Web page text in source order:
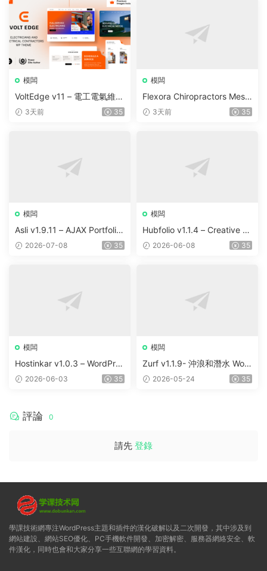
模闆
VoltEdge v11 – 電工電氣維修
WordPress 主題
3天前 35
模闆
Flexora Chiropractors Mess
age and Physical Therapist
3天前 35
模闆
Asli v1.9.11 – AJAX Portfolio
Elementor WordPress Them
2026-07-08 35
模闆
Hubfolio v1.1.4 – Creative P
ortfolio & Digital Agency Wo
2026-06-08 35
模闆
Hostinkar v1.0.3 – WordPres
s & WHMCS 主題
2026-06-03 35
模闆
Zurf v1.1.9- 沖浪和潛水 Wor
dPress主題
2026-05-24 35
評論 0
請先 登錄
學課技術網專注WordPress主題和插件的漢化破解以及二次開發，其中涉及到
網站建設、網站SEO優化、PC手機軟件開發、加密解密、服務器網絡安全、軟
件漢化，同時也會和大家分享一些互聯網的學習資料。